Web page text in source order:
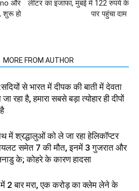
और
शुरू हो
लीटर का इजाफा, मुंबई में 122 रुपये के
पार पहुंचा दाम
MORE FROM AUTHOR
से भारत में दीपक की बाती में देवता
रहा है, हमारा सबसे बड़ा त्योहार ही दीपों
में श्रद्धालुओं को ले जा रहा हेलिकॉप्टर
समेत 7 की मौत, इनमें 3 गुजरात और
के; कोहरे के कारण हादसा
में 2 बार मरा, एक करोड़ का क्लेम लेने के